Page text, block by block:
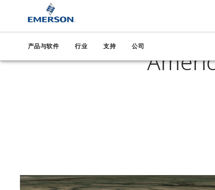
产品与软件 行业 支持 公司
艾